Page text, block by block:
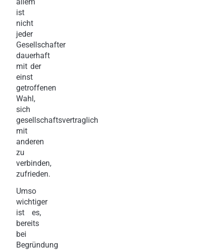
ist
nicht
jeder
Gesellschafter
dauerhaft
mit der
einst
getroffenen
Wahl,
sich
gesellschaftsvertraglich
mit
anderen
zu
verbinden,
zufrieden.
Umso
wichtiger
ist es,
bereits
bei
Begründung